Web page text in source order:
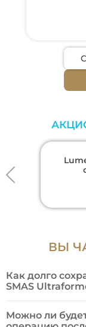
ВЫ
Как долго
SMAS
значительного
выполнить
Можно ли